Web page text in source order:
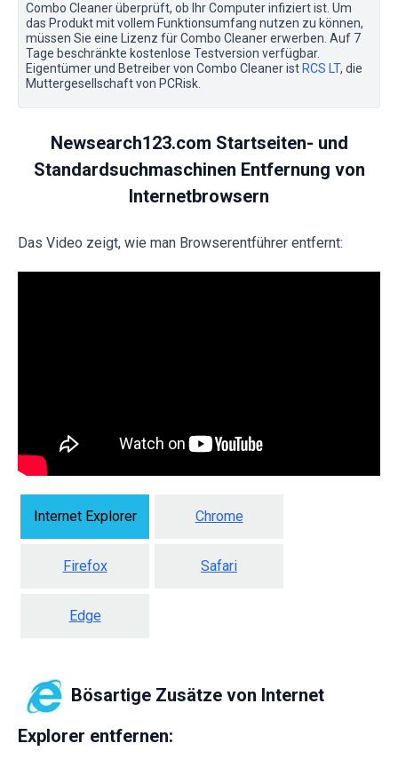
Combo Cleaner überprüft, ob Ihr Computer infiziert ist. Um
das Produkt mit vollem Funktionsumfang nutzen zu können,
müssen Sie eine Lizenz für Combo Cleaner erwerben. Auf 7
Tage beschränkte kostenlose Testversion verfügbar.
Eigentümer und Betreiber von Combo Cleaner ist RCS LT, die
Muttergesellschaft von PCRisk.
Newsearch123.com Startseiten- und
Standardsuchmaschinen Entfernung von
Internetbrowsern
Das Video zeigt, wie man Browserentführer entfernt:
Internet Explorer Chrome
Firefox Safari
Edge
Bösartige Zusätze von Internet
Explorer entfernen: